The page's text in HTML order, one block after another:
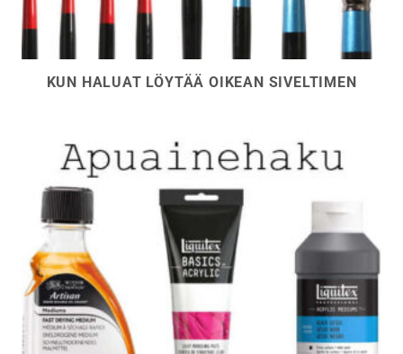
KUN HALUAT LÖYTÄÄ OIKEAN SIVELTIMEN